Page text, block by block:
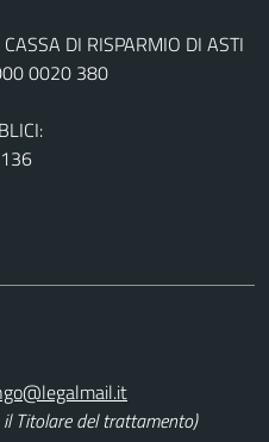
DI RISPARMIO DI ASTI
0020 380
Titolare del trattamento)